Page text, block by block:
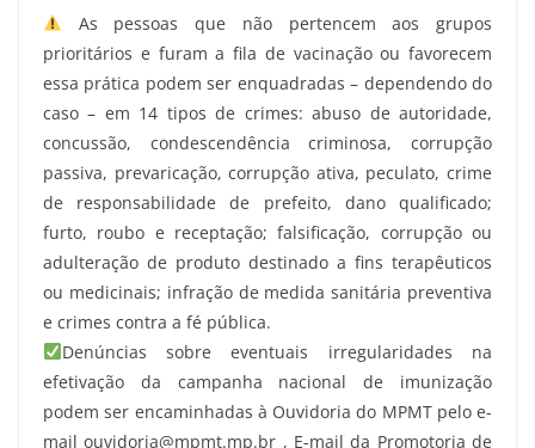
As pessoas que não pertencem aos grupos
prioritários e furam a fila de vacinação ou favorecem
essa prática podem ser enquadradas – dependendo do
caso – em 14 tipos de crimes: abuso de autoridade,
concussão, condescendência criminosa, corrupção
passiva, prevaricação, corrupção ativa, peculato, crime
de responsabilidade de prefeito, dano qualificado;
furto, roubo e receptação; falsificação, corrupção ou
adulteração de produto destinado a fins terapêuticos
ou medicinais; infração de medida sanitária preventiva
e crimes contra a fé pública.
Denúncias sobre eventuais irregularidades na
efetivação da campanha nacional de imunização
podem ser encaminhadas à Ouvidoria do MPMT pelo e-
mail ouvidoria@mpmt.mp.br , E-mail da Promotoria de